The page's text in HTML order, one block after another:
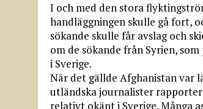
I och med den stora
handläggningen skulle gå fort,
sökande skulle får avslag och
om de sökande från Syrien,
i Sverige.
När det gällde Afghanistan var
utländska journalister
relativt okänt i Sverige. Många